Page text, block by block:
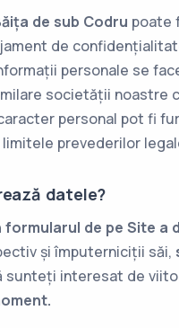
de sub Codru poate
de
personale se
societății noastre
personal pot fi
prevederilor
datele?
de pe Site
și împuterniciții săi,
sunteți interesat de